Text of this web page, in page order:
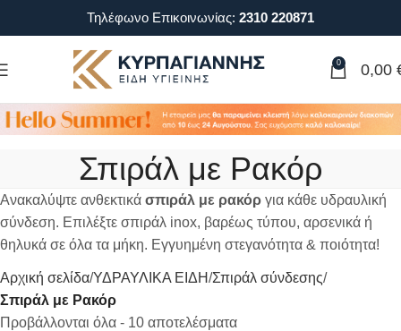
Τηλέφωνο Επικοινωνίας: 2310 220871
0 0,00
Σπιράλ με Ρακόρ
Ανακαλύψτε ανθεκτικά σπιράλ με ρακόρ για κάθε υδραυλική
σύνδεση. Επιλέξτε σπιράλ inox, βαρέως τύπου, αρσενικά ή
θηλυκά σε όλα τα μήκη. Εγγυημένη στεγανότητα & ποιότητα!
Αρχική σελίδα ΥΔΡΑΥΛΙΚΑ ΕΙΔΗ Σπιράλ σύνδεσης
Σπιράλ με Ρακόρ
Προβάλλονται όλα - 10 αποτελέσματα